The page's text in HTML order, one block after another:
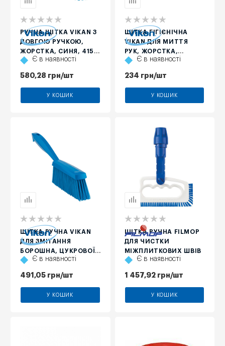
РУЧНА ЩІТКА VIKAN З
ДОВГОЮ РУЧКОЮ,
ЖОРСТКА, СИНЯ, 415
ММ
Є в наявності
580,28 грн/шт
У КОШИК
ЩІТКА ГІГІЄНІЧНА
VIKAN ДЛЯ МИТТЯ
РУК, ЖОРСТКА,
ЖОВТА, 130 ММ
Є в наявності
234 грн/шт
У КОШИК
ЩІТКА РУЧНА VIKAN
ДЛЯ ЗМІТАННЯ
БОРОШНА, ЦУКРОВОЇ
ПУДРИ, М'ЯКА, СИНЯ,
Є в наявності
491,05 грн/шт
У КОШИК
ЩІТКА РУЧНА FILMOP
ДЛЯ ЧИСТКИ
МІЖПЛИТКОВИХ ШВІВ
Є в наявності
1 457,92грн/шт
У КОШИК